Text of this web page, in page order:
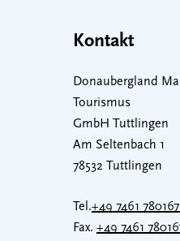
Kontakt
Donaubergland
Tourismus
GmbH Tuttlingen
Am Seltenbach 1
78532 Tuttlingen
Tel.+49 7461
Fax.+49 7461